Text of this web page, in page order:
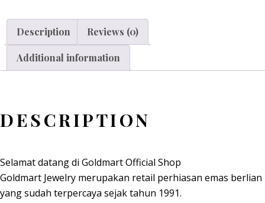
Description Reviews (0)
Additional information
DESCRIPTION
Selamat datang di Goldmart Official Shop
Goldmart Jewelry merupakan retail perhiasan emas berlian
yang sudah terpercaya sejak tahun 1991.